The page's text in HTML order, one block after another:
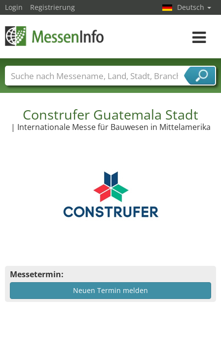
Construfer Guatemala Stadt
| Internationale Messe für Bauwesen in Mittelamerika
Messetermin:
Neuen Termin melden
Login Registrierung Deutsch
Toggle
Messenamen Länder Städte
Branchen